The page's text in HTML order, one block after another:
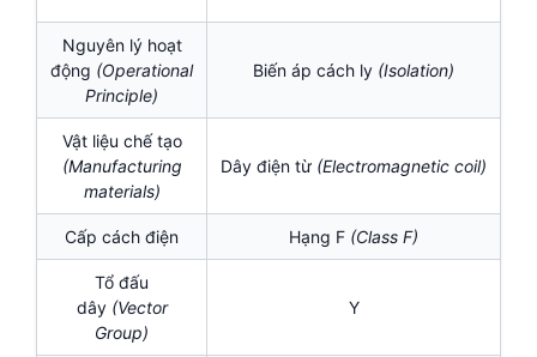
Nguyên lý hoạt
động (Operational
Principle)
Biến áp cách ly (Isolation)
Vật liệu chế tạo
(Manufacturing
materials)
Dây điện từ (Electromagnetic coil)
Cấp cách điện Hạng F (Class F)
Tổ đấu
dây (Vector
Group)
Y